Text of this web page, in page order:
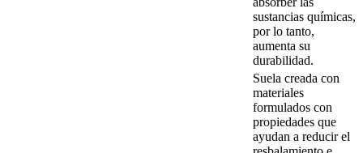
sustancias químicas,
por lo tanto,
aumenta su
durabilidad.
Suela creada con
materiales
formulados con
propiedades que
ayudan a reducir el